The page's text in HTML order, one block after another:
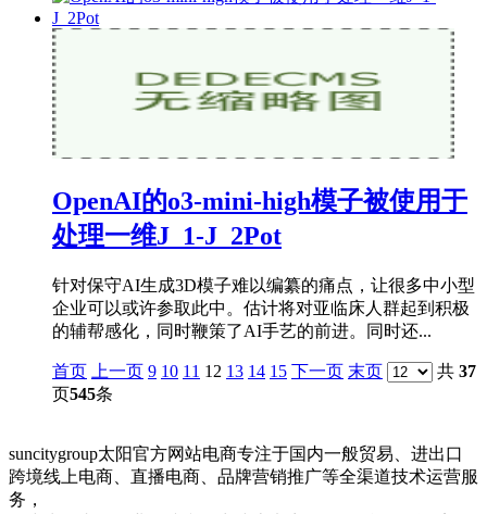
OpenAI的o3-mini-high模子被使用于
处理一维J_1-J_2Pot
针对保守AI生成3D模子难以编纂的痛点，让很多中小型
企业可以或许参取此中。估计将对亚临床人群起到积极
的辅帮感化，同时鞭策了AI手艺的前进。同时还...
首页 上一页 9 10 11 12 13 14 15 下一页 末页 共 37
页545条
suncitygroup太阳官方网站电商专注于国内一般贸易、进出口
跨境线上电商、直播电商、品牌营销推广等全渠道技术运营服
务，